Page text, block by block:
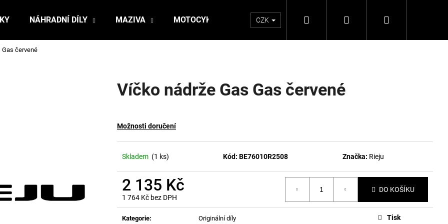
NÁHRADNÍ DÍLY MAZIVA MOTOCYKLY CZK Hledat PřihlášeníNákupní
Gas červené
Víčko nádrže Gas Gas červené
Možnosti doručení
Skladem (1 ks) Kód: BE76010R2508 Značka: Rieju
2 135 Kč
1 764 Kč bez DPH
Měrná
cena:
DO KOŠÍKU
Kategorie:
Originální díly
Tisk
Co potřebujete najít?
HLEDAT